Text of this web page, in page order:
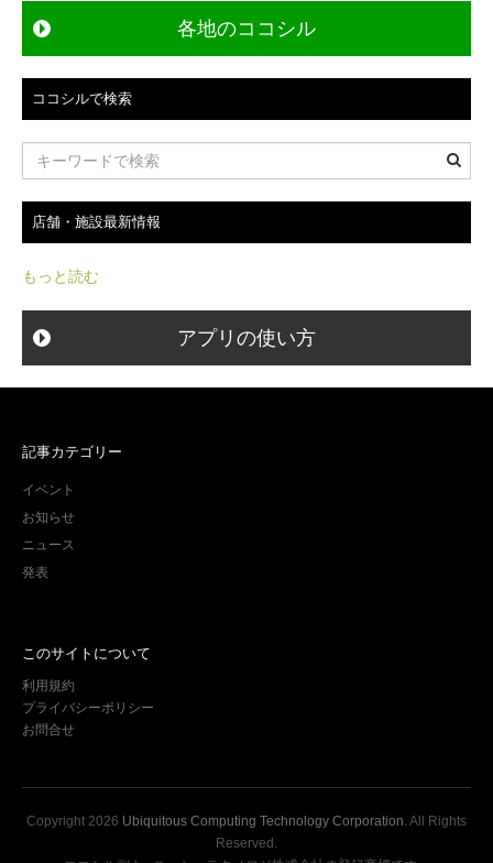
各地のココシル
ココシルで検索
店舗・施設最新情報
もっと読む
アプリの使い方
記事カテゴリー
イベント
お知らせ
ニュース
発表
このサイトについて
利用規約
プライバシーポリシー
お問合せ
Copyright 2026 Ubiquitous Computing Technology Corporation. All Rights
Reserved.